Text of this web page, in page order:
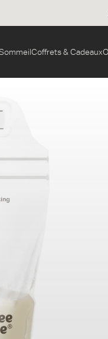
Coffrets & Cadeaux